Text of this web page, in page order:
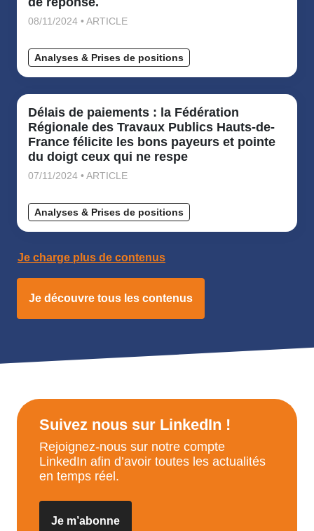
08/11/2024 • ARTICLE
Analyses & Prises de positions
Délais de paiements : la Fédération
Régionale des Travaux Publics Hauts-de-
France félicite les bons payeurs et pointe
du doigt ceux qui ne respe
07/11/2024 • ARTICLE
Analyses & Prises de positions
Je charge plus de contenus
Je découvre tous les contenus
Suivez nous sur LinkedIn !
Rejoignez-nous sur notre compte
LinkedIn afin d’avoir toutes les actualités
en temps réel.
Je m’abonne